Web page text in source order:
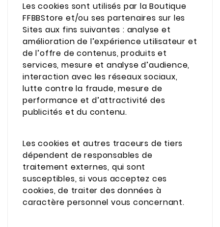
Les cookies sont utilisés par la Boutique
FFBBStore et/ou ses partenaires sur les
Sites aux fins suivantes : analyse et
amélioration de l’expérience utilisateur et
de l’offre de contenus, produits et
services, mesure et analyse d’audience,
interaction avec les réseaux sociaux,
lutte contre la fraude, mesure de
performance et d’attractivité des
publicités et du contenu.
Les cookies et autres traceurs de tiers
dépendent de responsables de
traitement externes, qui sont
susceptibles, si vous acceptez ces
cookies, de traiter des données à
caractère personnel vous concernant.